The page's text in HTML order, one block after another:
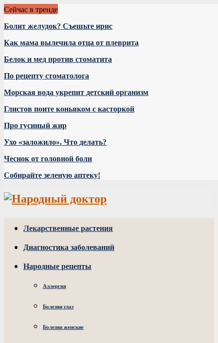
Сейчас в тренде
Болит желудок? Съешьте ирис
Как мама вылечила отца от плеврита
Белок и мед против стоматита
По рецепту стоматолога
Морская вода укрепит детский организм
Глистов поите коньяком с касторкой
Про гусиный жир
Ухо «заложило». Что делать?
Чеснок от головной боли
Собирайте зеленую аптеку!
Лекарственные растения
Диагностика заболеваний
Народные рецепты
Аллергия
Болезни глаз
Болезни женские